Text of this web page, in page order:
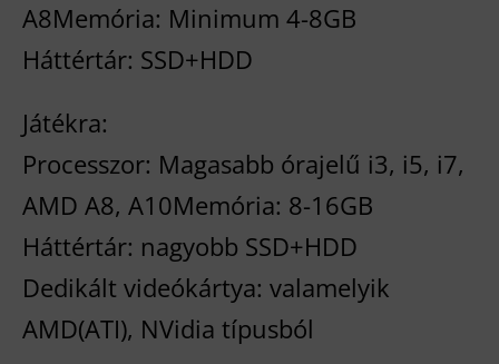
A8Memória: Minimum 4-8GB
Háttértár: SSD+HDD
Játékra:
Processzor: Magasabb órajelű i3, i5, i7,
AMD A8, A10Memória: 8-16GB
Háttértár: nagyobb SSD+HDD
Dedikált videókártya: valamelyik
AMD(ATI), NVidia típusból